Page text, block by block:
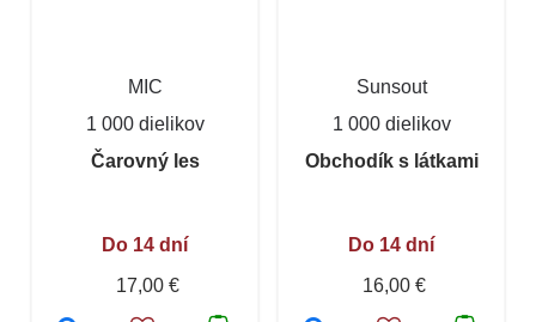
MIC
1 000 dielikov
Čarovný les
Do 14 dní
17,00 €
Sunsout
1 000 dielikov
Obchodík s látkami
Do 14 dní
16,00 €